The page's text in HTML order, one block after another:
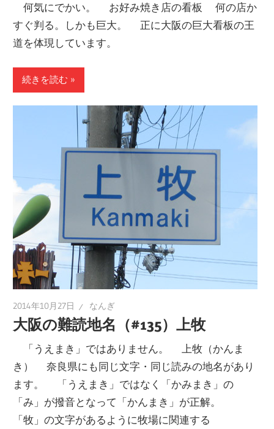
何気にでかい。 お好み焼き店の看板 何の店か
すぐ判る。しかも巨大。 正に大阪の巨大看板の王
道を体現しています。
続きを読む
2014年10月27日 なんぎ
大阪の難読地名（#135）上牧
「うえまき」ではありません。 上牧（かんま
き） 奈良県にも同じ文字・同じ読みの地名があり
ます。 「うえまき」ではなく「かみまき」の
「み」が撥音となって「かんまき」が正解。
「牧」の文字があるように牧場に関連する